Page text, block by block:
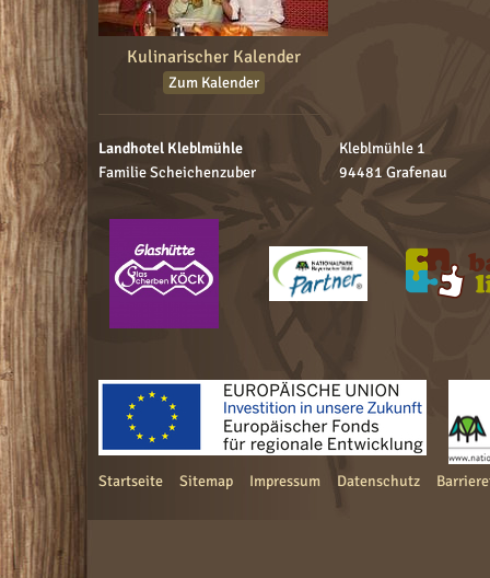
Kulinarischer Kalender
Zum Kalender
Landhotel Kleblmühle
Familie Scheichenzuber
Kleblmühle 1
94481 Grafenau
Startseite Sitemap Impressum Datenschutz